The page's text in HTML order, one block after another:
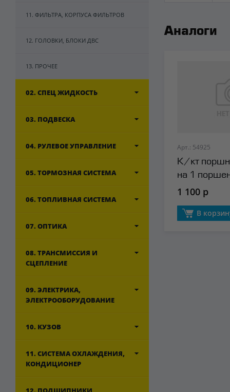
11. ФИЛЬТРА, КОРПУСА ФИЛЬТРОВ
12. ГОЛОВКИ, БЛОКИ ДВС
13. ПРОЧЕЕ
02. СПЕЦ ЖИДКОСТЬ
03. ПОДВЕСКА
04. РУЛЕВОЕ УПРАВЛЕНИЕ
05. ТОРМОЗНАЯ СИСТЕМА
06. ТОПЛИВНАЯ СИСТЕМА
07. ОПТИКА
08. ТРАНСМИССИЯ И
СЦЕПЛЕНИЕ
09. ЭЛЕКТРИКА,
ЭЛЕКТРООБОРУДОВАНИЕ
10. КУЗОВ
11. СИСТЕМА ОХЛАЖДЕНИЯ,
КОНДИЦИОНЕР
Аналоги
Арт.: 54925
К/кт
на 1
Autowelt
1 100 р
В